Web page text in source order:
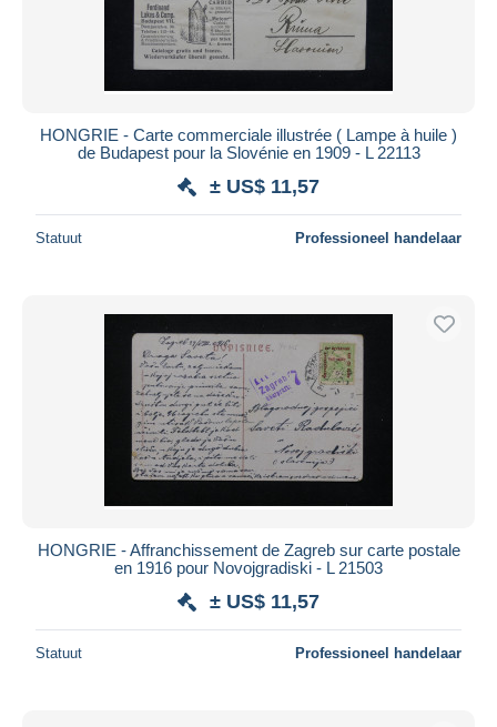
HONGRIE - Carte commerciale illustrée ( Lampe à huile )
de Budapest pour la Slovénie en 1909 - L 22113
± US$ 11,57
Statuut Professioneel handelaar
HONGRIE - Affranchissement de Zagreb sur carte postale
en 1916 pour Novojgradiski - L 21503
± US$ 11,57
Statuut Professioneel handelaar